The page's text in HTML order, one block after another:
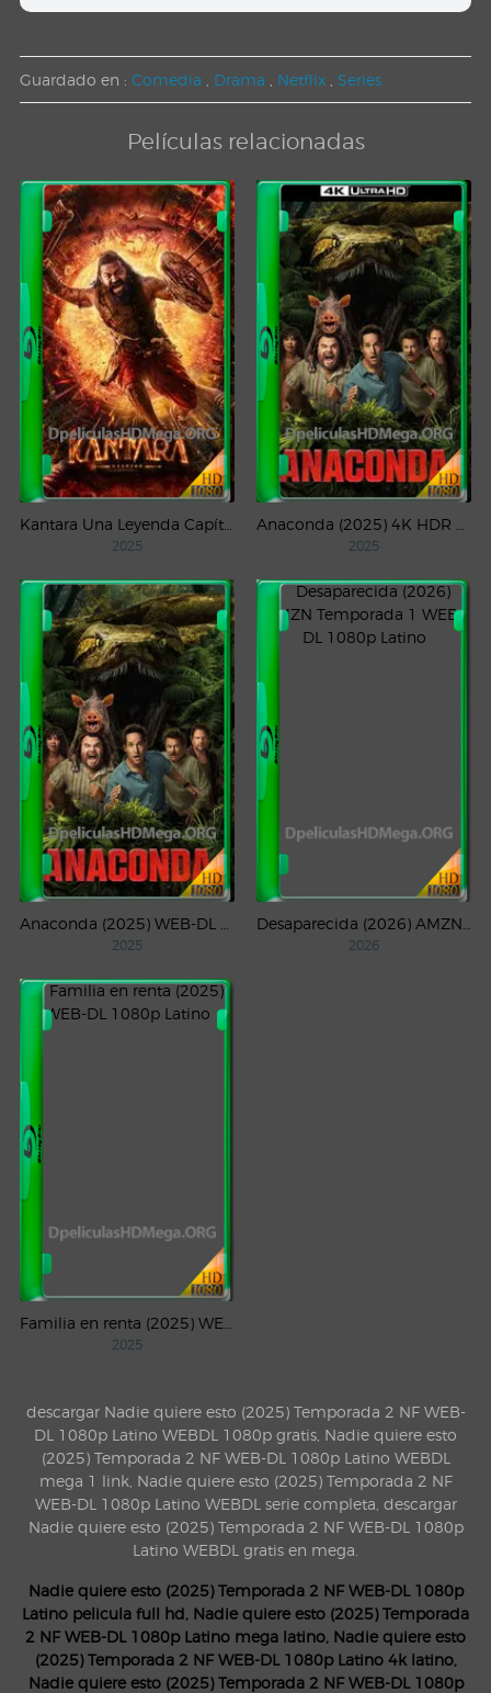
Guardado en : Comedia Drama Netflix Series
Películas relacionadas
2025 2025
2025 2026
2025
descargar Nadie quiere esto (2025) Temporada 2 NF WEB-
DL 1080p Latino WEBDL 1080p gratis, Nadie quiere esto
(2025) Temporada 2 NF WEB-DL 1080p Latino WEBDL
mega 1 link, Nadie quiere esto (2025) Temporada 2 NF
WEB-DL 1080p Latino WEBDL serie completa, descargar
Nadie quiere esto (2025) Temporada 2 NF WEB-DL 1080p
Latino WEBDL gratis en mega.
Nadie quiere esto (2025) Temporada 2 NF WEB-DL 1080p
Latino pelicula full hd, Nadie quiere esto (2025) Temporada
2 NF WEB-DL 1080p Latino mega latino, Nadie quiere esto
(2025) Temporada 2 NF WEB-DL 1080p Latino 4k latino,
Nadie quiere esto (2025) Temporada 2 NF WEB-DL 1080p